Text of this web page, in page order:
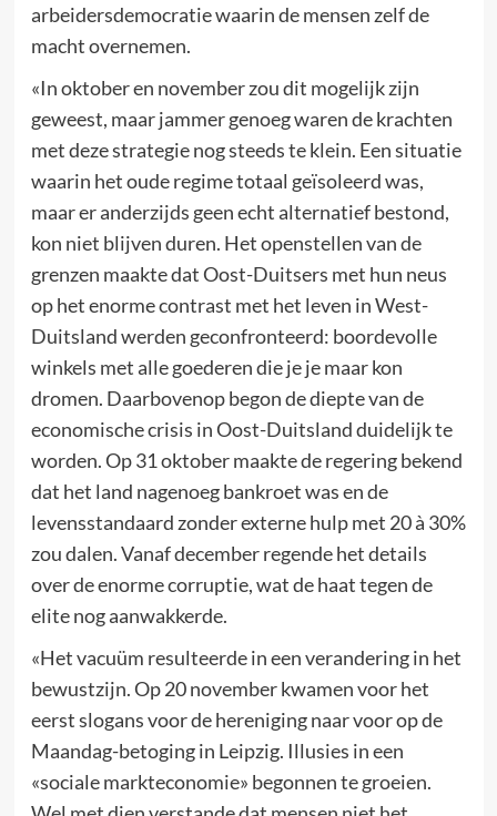
arbeidersdemocratie waarin de mensen zelf de
macht overnemen.
«In oktober en november zou dit mogelijk zijn
geweest, maar jammer genoeg waren de krachten
met deze strategie nog steeds te klein. Een situatie
waarin het oude regime totaal geïsoleerd was,
maar er anderzijds geen echt alternatief bestond,
kon niet blijven duren. Het openstellen van de
grenzen maakte dat Oost-Duitsers met hun neus
op het enorme contrast met het leven in West-
Duitsland werden geconfronteerd: boordevolle
winkels met alle goederen die je je maar kon
dromen. Daarbovenop begon de diepte van de
economische crisis in Oost-Duitsland duidelijk te
worden. Op 31 oktober maakte de regering bekend
dat het land nagenoeg bankroet was en de
levensstandaard zonder externe hulp met 20 à 30%
zou dalen. Vanaf december regende het details
over de enorme corruptie, wat de haat tegen de
elite nog aanwakkerde.
«Het vacuüm resulteerde in een verandering in het
bewustzijn. Op 20 november kwamen voor het
eerst slogans voor de hereniging naar voor op de
Maandag-betoging in Leipzig. Illusies in een
«sociale markteconomie» begonnen te groeien.